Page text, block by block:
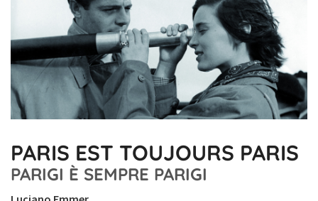
PARIS EST TOUJOURS PARIS
PARIGI È SEMPRE PARIGI